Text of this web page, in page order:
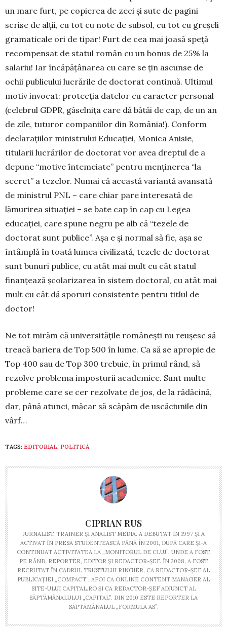
un mare furt, pe copierea de zeci și sute de pagini
scrise de alții, cu tot cu note de subsol, cu tot cu greșeli
gra­ma­ticale ori de tipar! Furt de cea mai joasă speță
recompensat de statul român cu un bonus de 25% la
salariu! Iar încăpățânarea cu care se țin ascunse de
ochii publicului lucrările de doctorat continuă. Ultimul
motiv invocat: protecția datelor cu caracter personal
(celebrul GDPR, găselnița care dă bătăi de cap, de un an
de zile, tuturor companiilor din România!). Conform
declarațiilor ministrului Educației, Monica Anisie,
titularii lucrărilor de doctorat vor avea dreptul de a
depune “motive înte­me­iate” pentru menținerea “la
secret” a te­ze­lor. Numai că această variantă avansată
de ministrul PNL – care chiar pare interesată de
lămurirea situației – se bate cap în cap cu Legea
educației, care spune negru pe alb că “tezele de
doctorat sunt publice”. Așa e și normal să fie, așa se
întâmplă în toată lumea civilizată, tezele de doctorat
sunt bunuri publice, cu atât mai mult cu cât statul
finanțează școlarizarea în sistem doctoral, cu atât mai
mult cu cât dă sporuri consistente pentru titlul de
doctor!
Ne tot mirăm că universitățile româ­nești nu reușesc să
treacă bariera de Top 500 în lume. Ca să se apropie de
Top 400 sau de Top 300 trebuie, în primul rând, să
rezolve problema imposturii academice. Sunt multe
probleme care se cer rezolvate de jos, de la rădăcină,
dar, până atunci, mă­car să scăpăm de uscăciunile din
vârf…
TAGS: EDITORIAL, POLITICĂ
CIPRIAN RUS
JURNALIST, TRAINER ŞI ANALIST MEDIA. A DEBUTAT ÎN 1997 ŞI A
ACTIVAT ÎN PRESA STUDENŢEASCĂ PÂNĂ ÎN 2001, DUPĂ CARE ŞI-A
CONTINUAT ACTIVITATEA LA „MONITORUL DE CLUJ”, UNDE A FOST,
PE RÂND, REPORTER, EDITOR ŞI REDACTOR-ŞEF. ÎN 2008, A FOST
RECRUTAT ÎN CADRUL TRUSTULUI RINGIER, CA REDACTOR-ŞEF AL
PUBLICAŢIEI „COMPACT”, APOI CA ONLINE CONTENT MANAGER AL
SITE-ULUI CAPITAL.RO ŞI CA REDACTOR-ŞEF ADJUNCT AL
SĂPTĂMÂNALULUI „CAPITAL”. DIN 2010 ESTE REPORTER LA
SĂPTĂMÂNALUL „FORMULA AS”.